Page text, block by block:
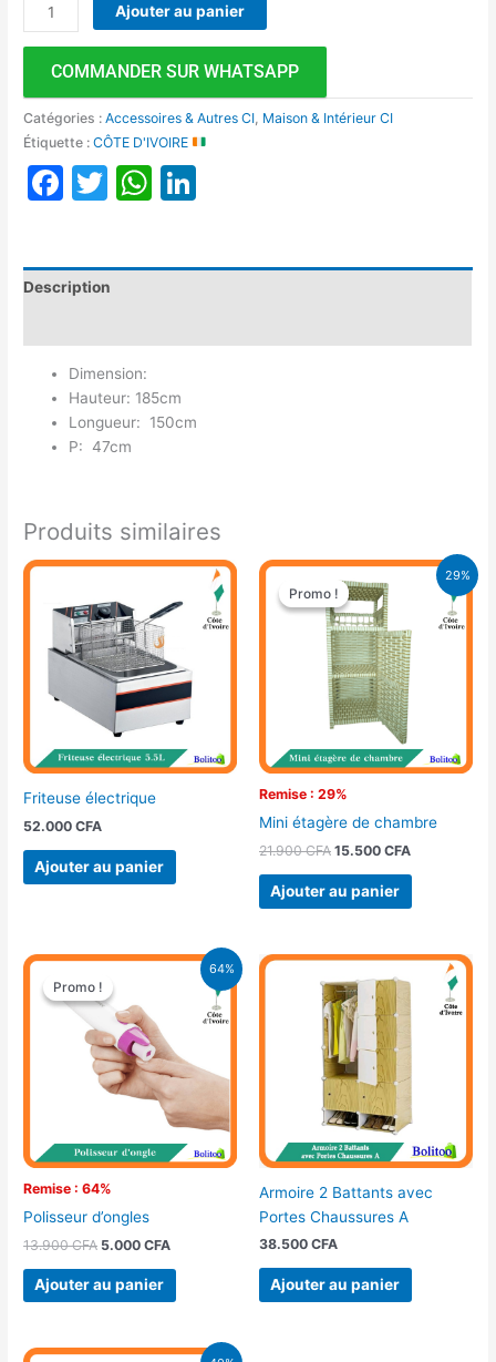
Ajouter au panier
COMMANDER SUR WHATSAPP
Catégories :Accessoires & Autres CI Maison & Intérieur CI
Étiquette :CÔTE D'IVOIRE
Facebook
TwitterWhatsApp
Description
Dimension:
Hauteur: 185cm
Longueur: 150cm
P: 47cm
Produits similaires
Friteuse électrique
52.000CFA
Ajouter au panier
29%
Promo !
Remise : 29%
Promo !
Mini étagère de chambre
21.900CFA
Le
prix
initial
était :
21.900 CFA.
15.500 CFA
Le
15.500 CFA.
Ajouter au panier
64%
Promo !
Remise : 64%
Promo !
Polisseur d’ongles
13.900CFA
Le
prix
initial
était :
13.900 CFA.
5.000CFA
Le
Ajouter au panier
Armoire 2 Battants avec
Portes Chaussures A
38.500 CFA
Ajouter au panier
Le
Le